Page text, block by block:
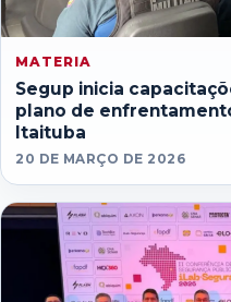
MATERIA
Segup inicia
plano de
Itaituba
20 DE MARÇO DE 2026